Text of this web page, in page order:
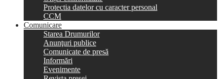
Protectia datelor cu caracter personal
CCM
Comunicare
Starea Drumurilor
Anunţuri publice
Comunicate de presă
Informări
Evenimente